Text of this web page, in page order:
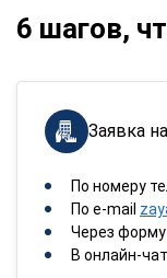
6 шагов,
Заявка
По номеру
По e-mail
Через форму
В онлайн-